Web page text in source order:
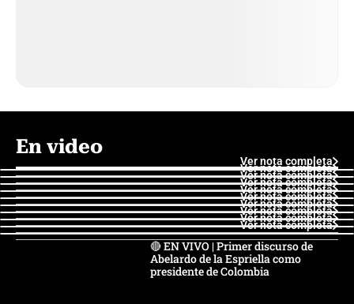
En video
Ver nota completa
Ver nota completa
Ver nota completa
Ver nota completa
Ver nota completa
Ver nota completa
Ver nota completa
Ver nota completa
Ver nota completa
Ver nota completa
🔴 EN VIVO | Primer discurso de
Abelardo de la Espriella como
presidente de Colombia